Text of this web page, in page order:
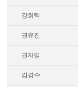
강희택
권유진
권자영
김경수